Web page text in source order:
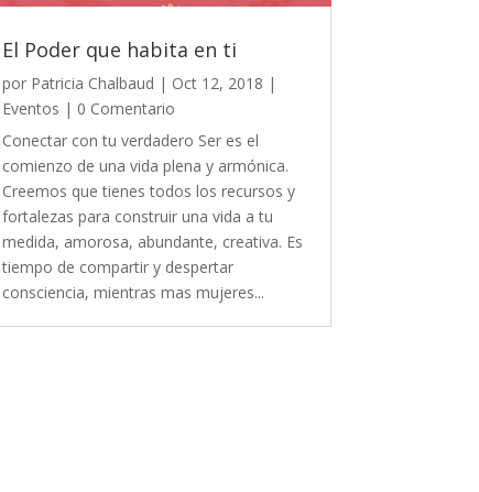
El Poder que habita en ti
por Patricia Chalbaud | Oct 12, 2018 |
Eventos | 0 Comentario
Conectar con tu verdadero Ser es el
comienzo de una vida plena y armónica.
Creemos que tienes todos los recursos y
fortalezas para construir una vida a tu
medida, amorosa, abundante, creativa. Es
tiempo de compartir y despertar
consciencia, mientras mas mujeres...